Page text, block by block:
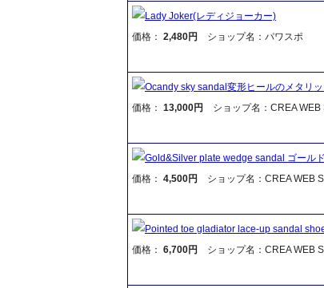
Lady Joker(レディジョーカー)
価格： 2,480円 ショップ名：パワスポ
Ocandy sky sandal変形ヒールのメタリ
価格： 13,000円 ショップ名：CREA WEB
Gold&Silver plate wedge sandal ゴール
価格： 4,500円 ショップ名：CREA WEB
Pointed toe gladiator lace-up sandal
価格： 6,700円 ショップ名：CREA WEB